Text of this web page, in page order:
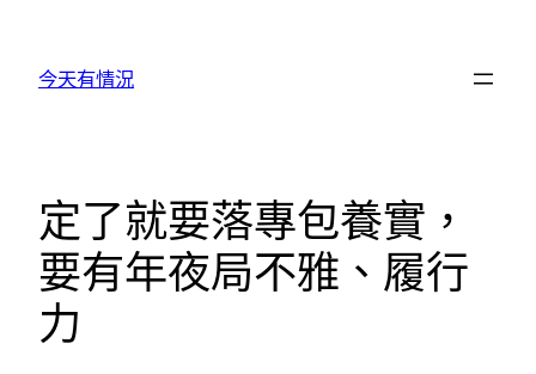
今天有情況
定了就要落專包養實，
要有年夜局不雅、履行
力